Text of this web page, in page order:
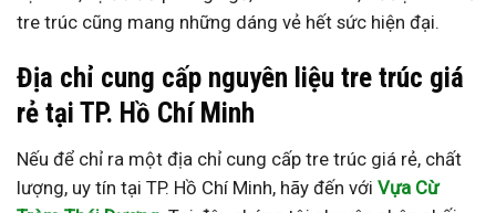
tre trúc cũng mang những dáng vẻ hết sức hiện đại.
Địa chỉ cung cấp nguyên liệu tre trúc giá
rẻ tại TP. Hồ Chí Minh
Nếu để chỉ ra một địa chỉ cung cấp tre trúc giá rẻ, chất
lượng, uy tín tại TP. Hồ Chí Minh, hãy đến với Vựa Cừ